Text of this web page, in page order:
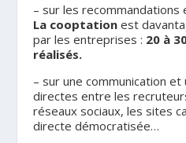
– sur les recommandations
La cooptation est
par les entreprises : 20 à
réalisés.
– sur une communication
directes entre les
réseaux sociaux, les sites
directe démocratisée…